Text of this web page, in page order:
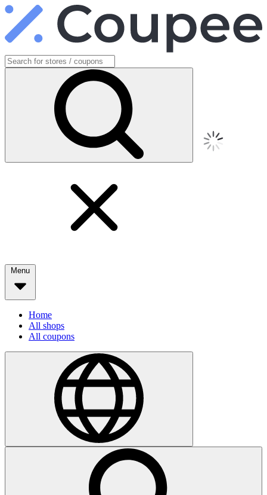
Menu
Home
All shops
All coupons